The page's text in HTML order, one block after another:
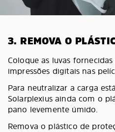
3. REMOVA O
Coloque as luvas
impressões digitais nas
Para neutralizar a carga
Solarplexius ainda com o
pano levemente úmido.
Remova o plástico de